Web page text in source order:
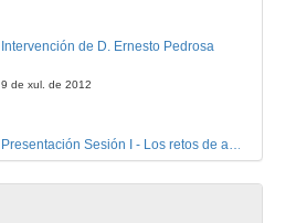
Intervención de D. Ernesto Pedrosa
9 de xul. de 2012
Presentación Sesión I - Los retos de adaptar la educación al S.XXI ¿Hacia una revolución o hacia una evolución del aprendizaje?
9 de xul. de 2012